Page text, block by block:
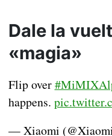
Dale la
«magia»
Flip over
happens.
— Xiaomi